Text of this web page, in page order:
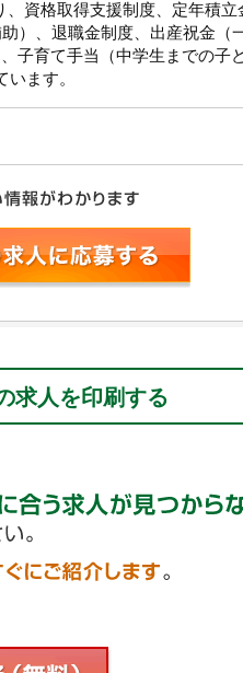
資格取得支援制度、定年積立
）、退職金制度、出産祝金（
子育て手当（中学生までの子
ます。
求人を印刷する